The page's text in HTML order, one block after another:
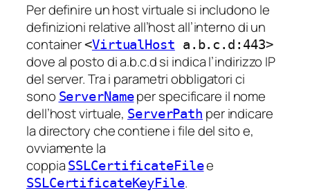
Per definire un host virtuale si includono le
definizioni relative all’host all’interno di un
container<VirtualHost a.b.c.d:443>
dove al posto di a.b.c.d si indica l’indirizzo IP
del server. Tra i parametri obbligatori ci
sono ServerNameper specificare il nome
dell’host virtuale, ServerPath per indicare
la directory che contiene i file del sito e,
ovviamente la
coppia SSLCertificateFilee
SSLCertificateKeyFile.